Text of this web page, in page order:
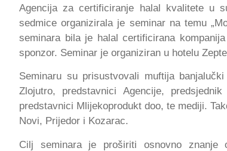
Agencija za certificiranje halal kvalitete u
sedmice organizirala je seminar na temu
seminara bila je halal certificirana
sponzor. Seminar je organiziran u hotelu
Seminaru su prisustvovali muftija
Zlojutro, predstavnici Agencije,
predstavnici Mlijekoprodukt doo, te mediji.
Novi, Prijedor i Kozarac.
Cilj seminara je proširiti osnovno znanje